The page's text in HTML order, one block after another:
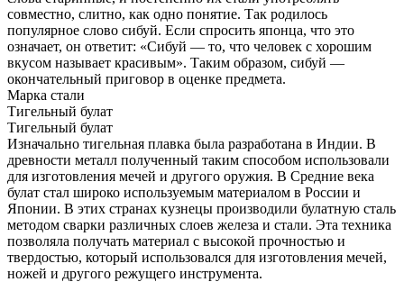
совместно, слитно, как одно понятие. Так родилось
популярное слово сибуй. Если спросить японца, что это
означает, он ответит: «Сибуй — то, что человек с хорошим
вкусом называет красивым». Таким образом, сибуй —
окончательный приговор в оценке предмета.
Марка стали
Тигельный булат
Тигельный булат
Изначально тигельная плавка была разработана в Индии. В
древности металл полученный таким способом использовали
для изготовления мечей и другого оружия. В Средние века
булат стал широко используемым материалом в России и
Японии. В этих странах кузнецы производили булатную сталь
методом сварки различных слоев железа и стали. Эта техника
позволяла получать материал с высокой прочностью и
твердостью, который использовался для изготовления мечей,
ножей и другого режущего инструмента.